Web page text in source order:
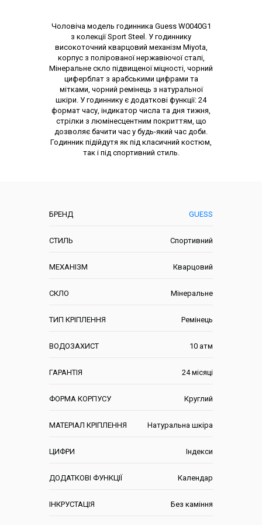
БРЕНД GUESS
СТИЛЬ Спортивний
МЕХАНІЗМ Кварцовий
СКЛО Мінеральне
ТИП КРІПЛЕННЯ Ремінець
ВОДОЗАХИСТ 10 атм
ГАРАНТІЯ 24 місяці
ФОРМА КОРПУСУ Круглий
МАТЕРІАЛ КРІПЛЕННЯ Натуральна шкіра
ЦИФРИ Індекси
ДОДАТКОВІ ФУНКЦІЇ Календар
ІНКРУСТАЦІЯ Без каміння
Опис товару
Чоловіча модель годинника Guess W0040G1
з колекції Sport Steel. У годиннику
високоточний кварцовий механізм Miyota,
корпус з полірованої нержавіючої сталі,
Мінеральне скло підвищеної міцності, чорний
циферблат з арабськими цифрами та
мітками, чорний ремінець з натуральної
шкіри. У годиннику є додаткові функції: 24
формат часу, індикатор числа та дня тижня,
стрілки з люмінесцентним покриттям, що
дозволяє бачити час у будь-який час доби.
Годинник підійдутя як під класичний костюм,
так і під спортивний стиль.